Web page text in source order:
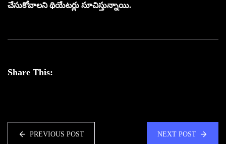
చేసుకోవాలని థియేటర్లు సూచిస్తున్నాయి.
Share This:
PREVIOUS POST NEXT POST